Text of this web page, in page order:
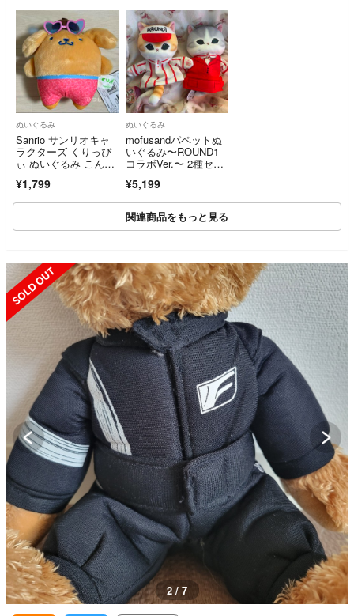
ぬいぐるみ
Sanrio サンリオキャ
ラクターズ くりっぴ
ぃ ぬいぐるみ こんが
ムプリン
¥1,799
ぬいぐるみ
mofusandパペットぬ
いぐるみ〜ROUND1
コラボVer.〜 2種セッ
¥5,199
関連商品をもっと見る
SOLD OUT
2 / 7